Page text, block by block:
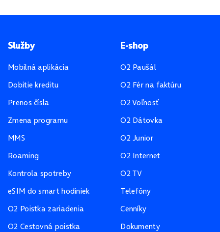
Pätička stránky
Služby
Mobilná aplikácia
Dobitie kreditu
Prenos čísla
Zmena programu
MMS
Roaming
Kontrola spotreby
eSIM do smart hodiniek
O2 Poistka zariadenia
O2 Cestovná poistka
E-shop
O2 Paušál
O2 Fér na faktúru
O2 Voľnosť
O2 Dátovka
O2 Junior
O2 Internet
O2 TV
Telefóny
Cenníky
Dokumenty